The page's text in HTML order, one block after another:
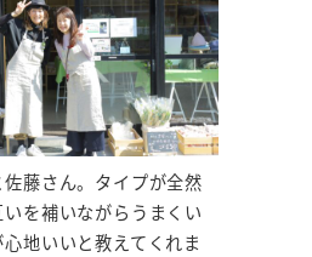
藤さん。タイプが全然
を補いながらうまくい
地いいと教えてくれま